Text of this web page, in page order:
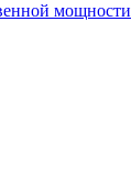
мощности